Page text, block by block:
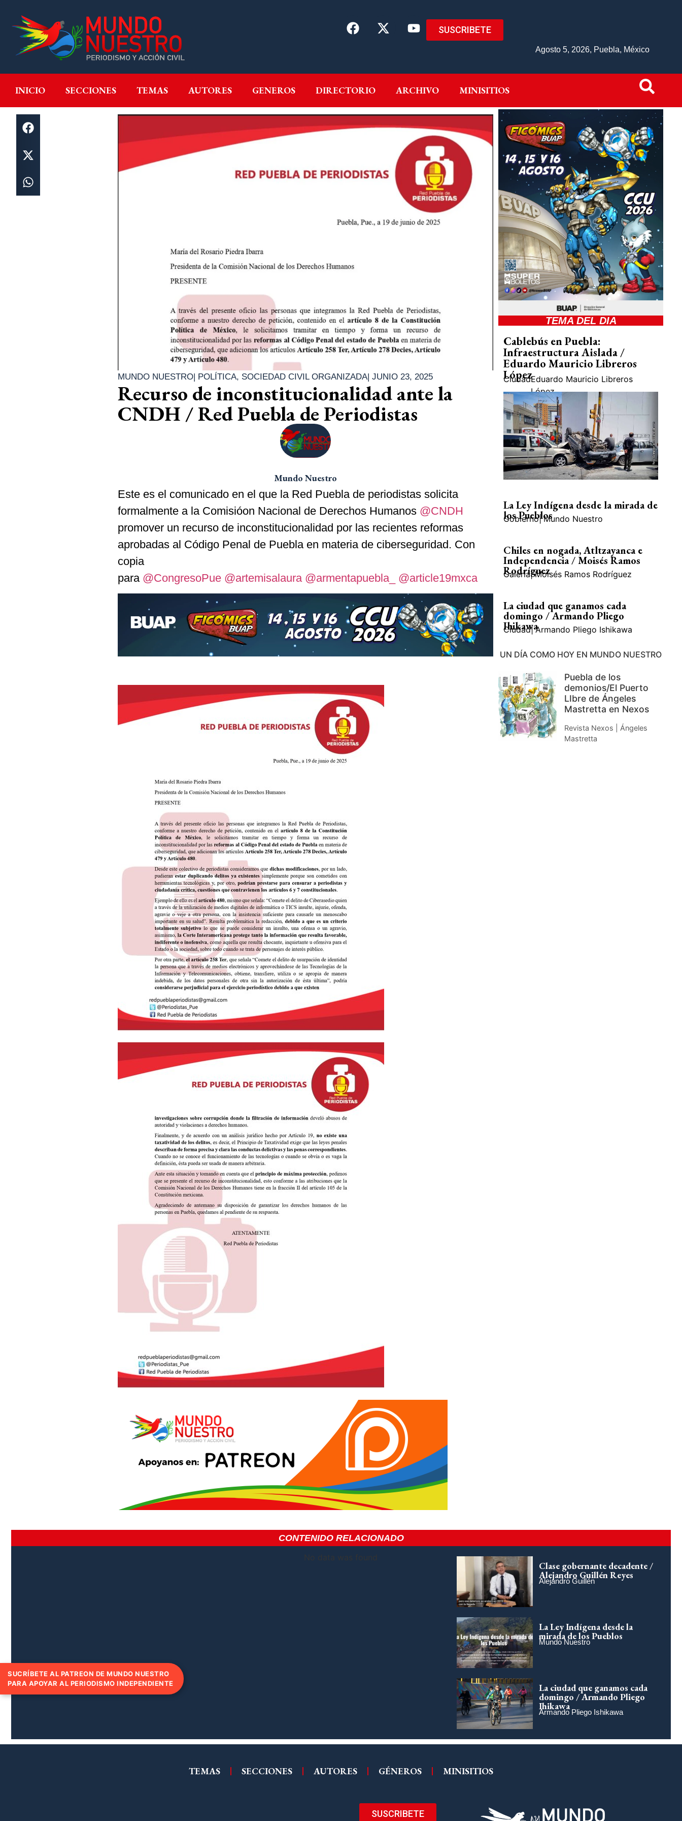
SUSCRIBETE
Agosto 5, 2026, Puebla, México
INICIO SECCIONES TEMAS AUTORES GENEROS DIRECTORIO ARCHIVO MINISITIOS
INICIO SECCIONES GENEROS DIRECTORIO ARCHIVO MINISITIOS
MUNDO NUESTRO| POLÍTICA, SOCIEDAD CIVIL ORGANIZADA| JUNIO 23, 2025
Recurso de inconstitucionalidad ante la
CNDH / Red Puebla de Periodistas
Mundo Nuestro
Este es el comunicado en el que la Red Puebla de periodistas solicita
formalmente a la Comisióon Nacional de Derechos Humanos @CNDH
promover un recurso de inconstitucionalidad por las recientes reformas
aprobadas al Código Penal de Puebla en materia de ciberseguridad. Con
copia
para @CongresoPue @artemisalaura @armentapuebla_ @article19mxca
TEMA DEL DIA
Cablebús en Puebla:
Infraestructura Aislada /
Eduardo Mauricio Libreros
López
CiudadEduardo Mauricio Libreros
López
La Ley Indígena desde la mirada de
los Pueblos
Gobierno| Mundo Nuestro
Chiles en nogada, Atltzayanca e
Independencia / Moisés Ramos
Rodríguez
Galería| Moisés Ramos Rodríguez
La ciudad que ganamos cada
domingo / Armando Pliego
Ihikawa
Ciudad| Armando Pliego Ishikawa
UN DÍA COMO HOY EN MUNDO NUESTRO
Puebla de los
demonios/El Puerto
LIbre de Ángeles
Mastretta en Nexos
Revista Nexos | Ángeles
Mastretta
CONTENIDO RELACIONADO
No data was found
Clase gobernante decadente /
Alejandro Guillén Reyes
Alejandro Guillén
La Ley Indígena desde la
mirada de los Pueblos
Mundo Nuestro
La ciudad que ganamos cada
domingo / Armando Pliego
Ihikawa
Armando Pliego Ishikawa
TEMAS SECCIONES AUTORES GÉNEROS MINISITIOS
SUSCRIBETE
SUCRÍBETE AL PATREON DE MUNDO NUESTRO
PARA APOYAR AL PERIODISMO INDEPENDIENTE